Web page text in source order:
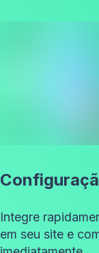
Integre
em seu site e